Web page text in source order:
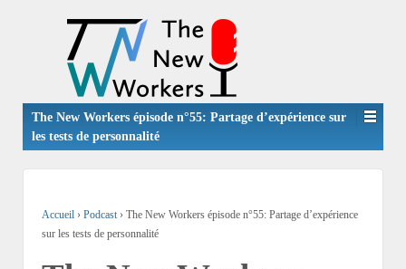
The New Workers épisode n°55: Partage d’expérience sur
les tests de personnalité
Accueil › Podcast › The New Workers épisode n°55: Partage d’expérience
sur les tests de personnalité